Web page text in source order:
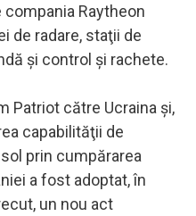
Raytheon
de radare, staţii de
şi control şi rachete.
Patriot către Ucraina şi,
capabilităţii de
prin cumpărarea
a fost adoptat, în
un nou act